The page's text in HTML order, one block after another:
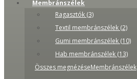
Membránszélek
Ragasztók (3)
Textil membránszélek (2)
Gumi membránszélek (10)
Hab membránszélek (13)
Összes megnézéseMembránszélek